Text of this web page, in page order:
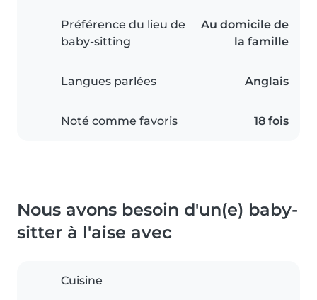
Préférence du lieu de
baby-sitting
Au domicile de
la famille
Langues parlées Anglais
Noté comme favoris 18 fois
Nous avons besoin d'un(e) baby-
sitter à l'aise avec
Cuisine